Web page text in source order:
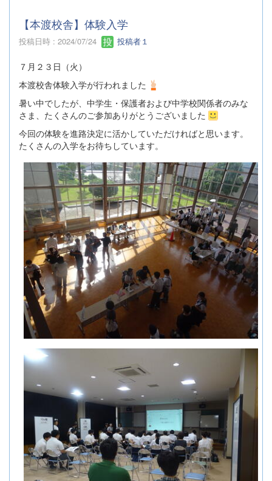
【本渡校舎】体験入学
投稿日時 : 2024/07/24 投稿者１
７月２３日（火）
本渡校舎体験入学が行われました
暑い中でしたが、中学生・保護者および中学校関係者のみな
さま、たくさんのご参加ありがとうございました
今回の体験を進路決定に活かしていただければと思います。
たくさんの入学をお待ちしています。